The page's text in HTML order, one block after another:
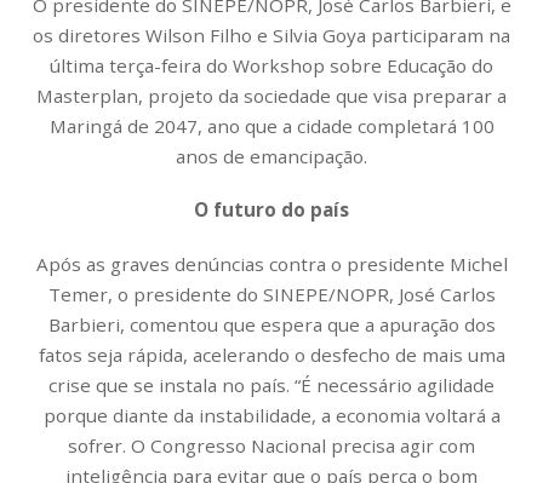
os diretores Wilson Filho e Silvia Goya participaram na
última terça-feira do Workshop sobre Educação do
Masterplan, projeto da sociedade que visa preparar a
Maringá de 2047, ano que a cidade completará 100
anos de emancipação.
O futuro do país
Após as graves denúncias contra o presidente Michel
Temer, o presidente do SINEPE/NOPR, José Carlos
Barbieri, comentou que espera que a apuração dos
fatos seja rápida, acelerando o desfecho de mais uma
crise que se instala no país. “É necessário agilidade
porque diante da instabilidade, a economia voltará a
sofrer. O Congresso Nacional precisa agir com
inteligência para evitar que o país perca o bom